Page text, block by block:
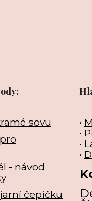
sovu
- návod
čepičku
•
•
•
•